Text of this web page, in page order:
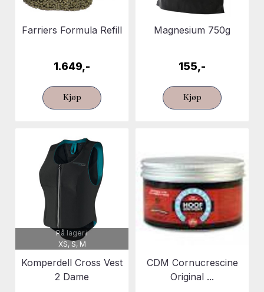
Farriers Formula Refill
1.649,-
Kjøp
Magnesium 750g
155,-
Kjøp
På lager i
XS, S, M
Komperdell Cross Vest
2 Dame
CDM Cornucrescine
Original ...